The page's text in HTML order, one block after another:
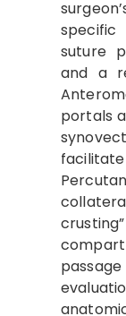
suture
and a
portals